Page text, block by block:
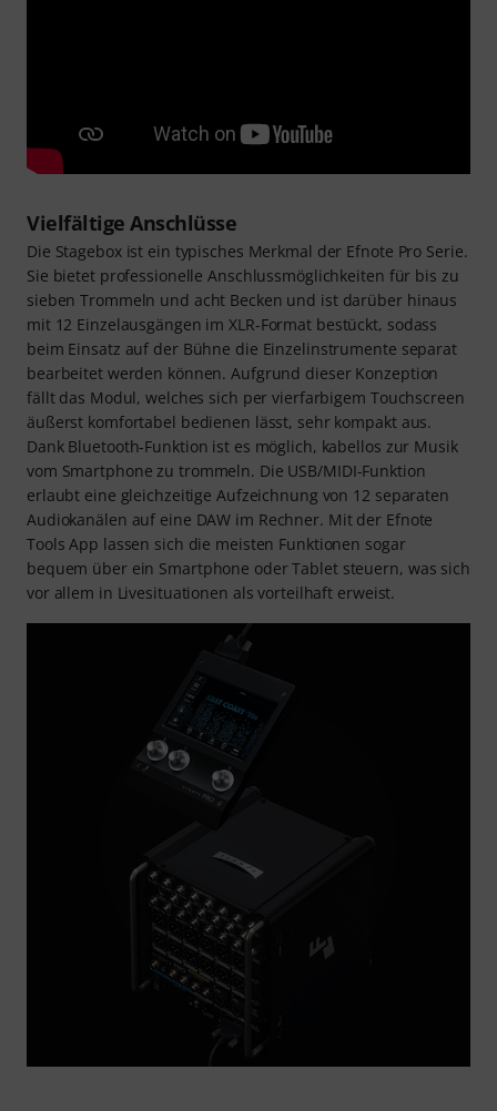
Vielfältige Anschlüsse
Die Stagebox ist ein typisches Merkmal der Efnote Pro Serie.
Sie bietet professionelle Anschlussmöglichkeiten für bis zu
sieben Trommeln und acht Becken und ist darüber hinaus
mit 12 Einzelausgängen im XLR-Format bestückt, sodass
beim Einsatz auf der Bühne die Einzelinstrumente separat
bearbeitet werden können. Aufgrund dieser Konzeption
fällt das Modul, welches sich per vierfarbigem Touchscreen
äußerst komfortabel bedienen lässt, sehr kompakt aus.
Dank Bluetooth-Funktion ist es möglich, kabellos zur Musik
vom Smartphone zu trommeln. Die USB/MIDI-Funktion
erlaubt eine gleichzeitige Aufzeichnung von 12 separaten
Audiokanälen auf eine DAW im Rechner. Mit der Efnote
Tools App lassen sich die meisten Funktionen sogar
bequem über ein Smartphone oder Tablet steuern, was sich
vor allem in Livesituationen als vorteilhaft erweist.